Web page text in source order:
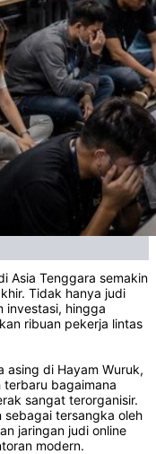
Asia Tenggara semakin
Tidak hanya judi
investasi, hingga
ribuan pekerja lintas
asing di Hayam Wuruk,
bagaimana
sangat terorganisir.
tersangka oleh
jaringan judi online
modern.